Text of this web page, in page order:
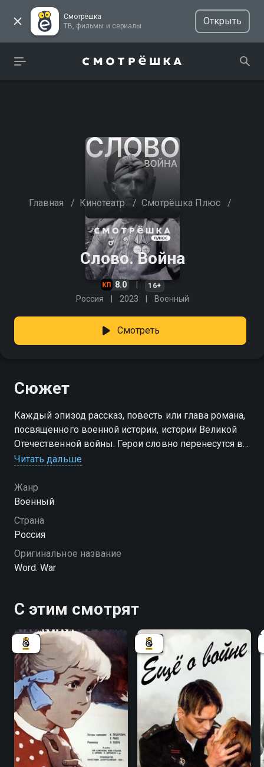
Смотрёшка
ТВ, фильмы и сериалы
Открыть
Главная / Кинотеатр / Смотрёшка Плюс /
Слово. Война
8.0 16+
Россия 2023 Военный
Смотреть
Сюжет
Каждый эпизод рассказ, повесть или глава романа,
посвященного военной истории, истории Великой
Отечественной войны. Герои словно перенесутся во
времени и окажутся в составе концертных бригад,
офицерами, солдатами, врачами и рабочими.
Читать дальше
Жанр
Военный
Страна
Россия
Оригинальное название
Word. War
С этим смотрят